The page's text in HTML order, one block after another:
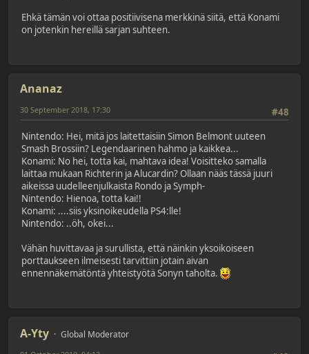
Ehkä tämän voi ottaa positiivisena merkkinä siitä, että Konami
on jotenkin hereillä sarjan suhteen.
Ananaz
#48
30 September 2018, 17:30
Nintendo: Hei, mitä jos laitettaisiin Simon Belmont uuteen
Smash Brossiin? Legendaarinen hahmo ja kaikkea...
Konami: No hei, totta kai, mahtava idea! Voisitteko samalla
laittaa mukaan Richterin ja Alucardin? Ollaan nääs tässä juuri
aikeissa uudelleenjulkaista Rondo ja Symph-
Nintendo: Hienoa, totta kai!!
Konami: ....siis yksinoikeudella PS4:lle!
Nintendo: ..öh, okei...
Vähän huvittavaa ja surullista, että näinkin yksoikoiseen
porttaukseen ilmeisesti tarvittiin jotain aivan
ennennäkemätöntä yhteistyötä Sonyn taholta.
A-Yty Global Moderator